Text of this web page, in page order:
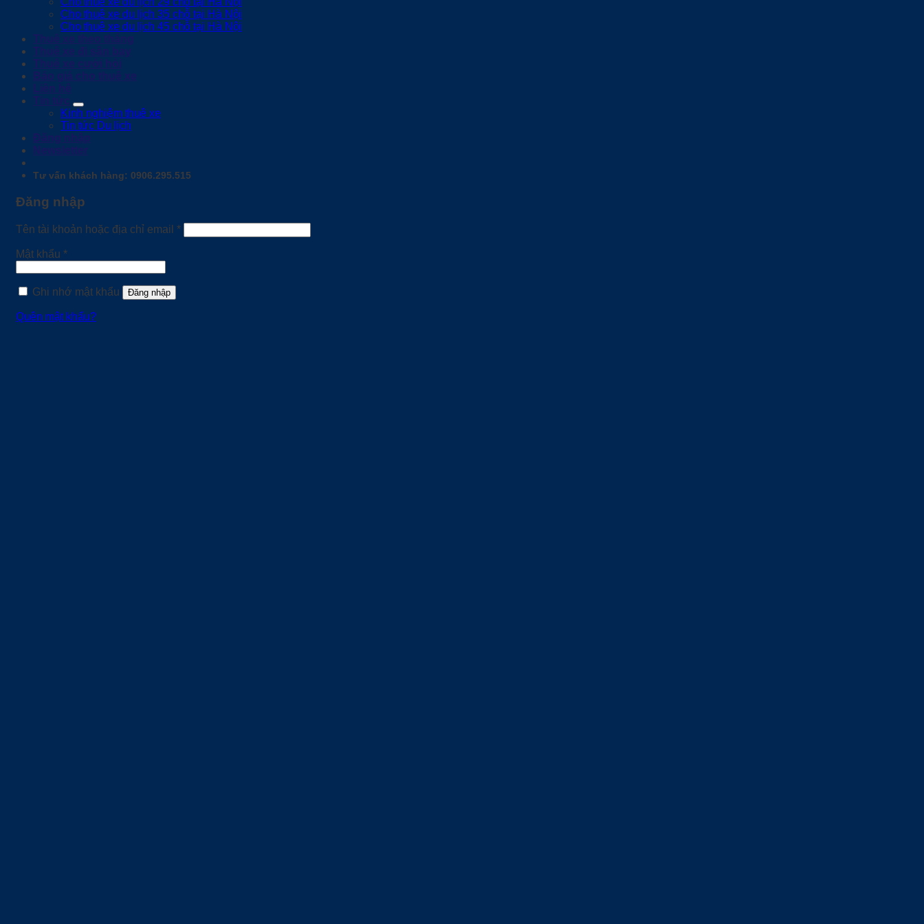
Cho thuê xe du lịch 35 chỗ tại Hà Nội
Cho thuê xe du lịch 45 chỗ tại Hà Nội
Thuê xe theo tháng
Thuê xe đi sân bay
Thuê xe cưới hỏi
Báo giá cho thuê xe
Liên hệ
Tin tức
Kinh nghiệm thuê xe
Tin tức Du lịch
Đăng nhập
Newsletter
Tư vấn khách hàng: 0906.295.515
Đăng nhập
Tên tài khoản hoặc địa chỉ email *Bắt
buộc
Mật khẩu *Bắt
Ghi nhớ mật khẩu Đăng nhập
Quên mật khẩu?